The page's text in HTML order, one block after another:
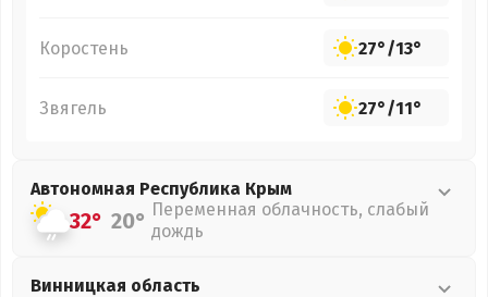
Коростень 27°/13°
Звягель 27°/11°
Автономная Республика Крым
32° 20° Переменная облачность, слабый
дождь
Винницкая область